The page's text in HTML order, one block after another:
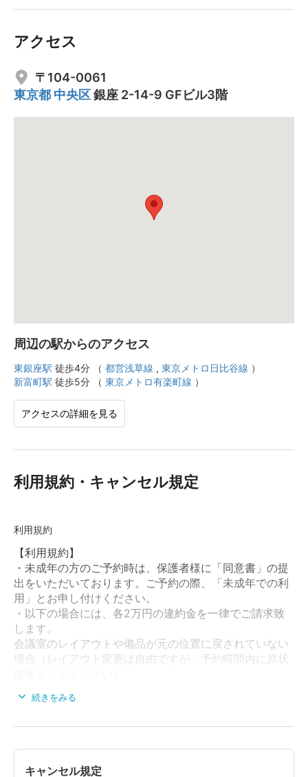
アクセス
〒104-0061
東京都 中央区銀座 2-14-9 GFビル3階
周辺の駅からのアクセス
東銀座駅 徒歩4分 （ 都営浅草線 , 東京メトロ日比谷線 ）
新富町駅 徒歩5分 （ 東京メトロ有楽町線 ）
アクセスの詳細を見る
利用規約・キャンセル規定
利用規約
【利用規約】
・未成年の方のご予約時は、保護者様に「同意書」の提
出をいただいております。ご予約の際、「未成年での利
用」とお申し付けください。
・以下の場合には、各2万円の違約金を一律でご請求致
します。
会議室のレイアウトや備品が元の位置に戻されていない
場合（レイアウト変更は自由ですが、予約時間内に原状
会議室内にゴミを残置された場合
ます）
・会議室が帰属する建造物や、付帯設備・備品などの破
続きをみる
キャンセル規定